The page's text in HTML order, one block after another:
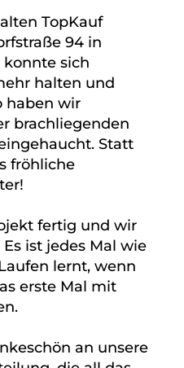
TopKauf
94 in
sich
halten und
haben wir
brachliegenden
Statt
fröhliche
fertig und wir
ist jedes Mal wie
lernt, wenn
erste Mal mit
an unsere